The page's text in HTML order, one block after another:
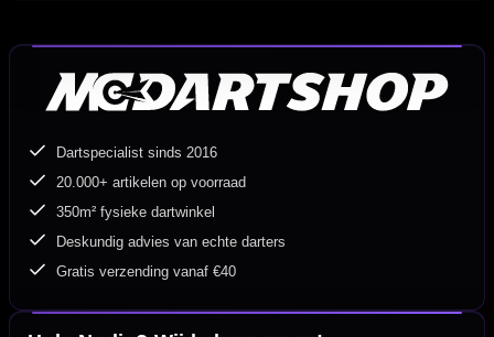
Dartspecialist sinds 2016
20.000+ artikelen op voorraad
350m² fysieke dartwinkel
Deskundig advies van echte darters
Gratis verzending vanaf €40